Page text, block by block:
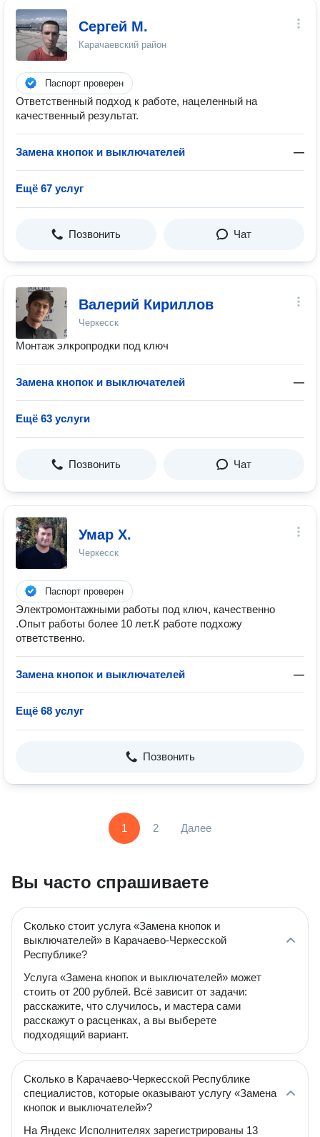
Сергей M.
Карачаевский район
Паспорт проверен
Ответственный подход к работе, нацеленный на
качественный результат.
Замена кнопок и выключателей —
Ещё 67 услуг
Позвонить Чат
Валерий Кириллов
Черкесск
Монтаж элкропродки под ключ
Замена кнопок и выключателей —
Ещё 63 услуги
Позвонить Чат
Умар Х.
Черкесск
Паспорт проверен
Электромонтажными работы под ключ, качественно
.Опыт работы более 10 лет.К работе подхожу
ответственно.
Замена кнопок и выключателей —
Ещё 68 услуг
Позвонить
1 2 Далее
Вы часто спрашиваете
Сколько стоит услуга «Замена кнопок и
выключателей» в Карачаево-Черкесской
Республике?
Услуга «Замена кнопок и выключателей» может
стоить от 200 рублей. Всё зависит от задачи:
расскажите, что случилось, и мастера сами
расскажут о расценках, а вы выберете
подходящий вариант.
Сколько в Карачаево-Черкесской Республике
специалистов, которые оказывают услугу «Замена
кнопок и выключателей»?
На Яндекс Исполнителях зарегистрированы 13